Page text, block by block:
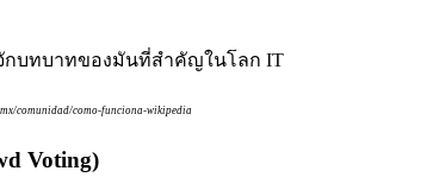
comunidad/como-funciona-wikipedia
Voting)